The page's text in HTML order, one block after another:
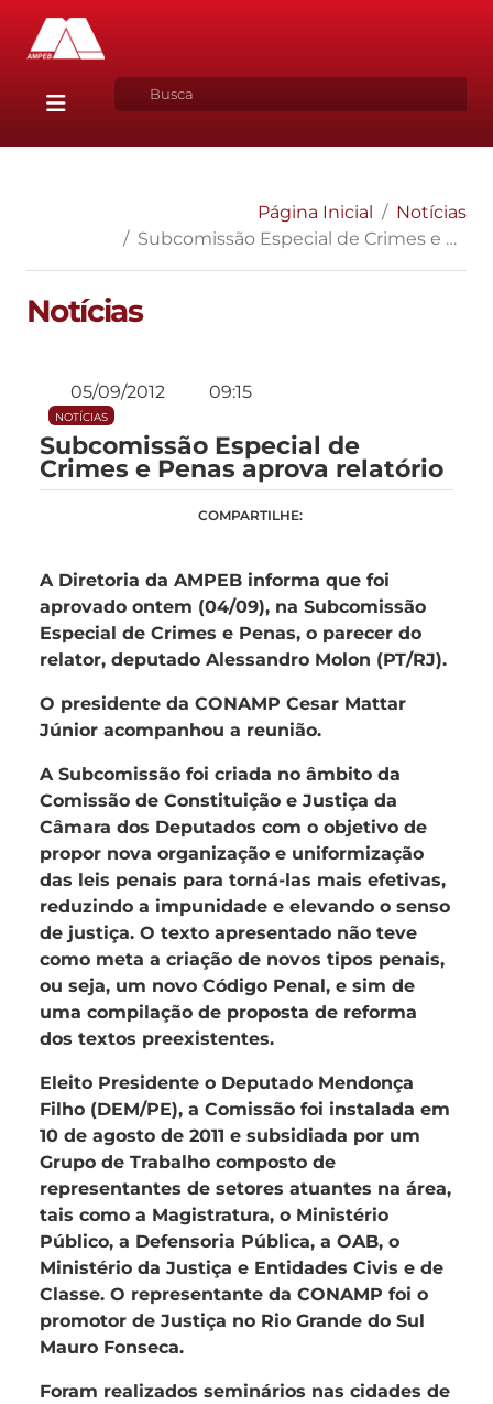
Página Inicial
Notícias
Subcomissão Especial de Crimes e Penas aprova relatório
Notícias
05/09/2012 09:15
NOTÍCIAS
Subcomissão Especial de
Crimes e Penas aprova relatório
COMPARTILHE:
A Diretoria da AMPEB informa que foi
aprovado ontem (04/09), na Subcomissão
Especial de Crimes e Penas, o parecer do
relator, deputado Alessandro Molon (PT/RJ).
O presidente da CONAMP Cesar Mattar
Júnior acompanhou a reunião.
A Subcomissão foi criada no âmbito da
Comissão de Constituição e Justiça da
Câmara dos Deputados com o objetivo de
propor nova organização e uniformização
das leis penais para torná-las mais efetivas,
reduzindo a impunidade e elevando o senso
de justiça. O texto apresentado não teve
como meta a criação de novos tipos penais,
ou seja, um novo Código Penal, e sim de
uma compilação de proposta de reforma
dos textos preexistentes.
Eleito Presidente o Deputado Mendonça
Filho (DEM/PE), a Comissão foi instalada em
10 de agosto de 2011 e subsidiada por um
Grupo de Trabalho composto de
representantes de setores atuantes na área,
tais como a Magistratura, o Ministério
Público, a Defensoria Pública, a OAB, o
Ministério da Justiça e Entidades Civis e de
Classe. O representante da CONAMP foi o
promotor de Justiça no Rio Grande do Sul
Mauro Fonseca.
Foram realizados seminários nas cidades de